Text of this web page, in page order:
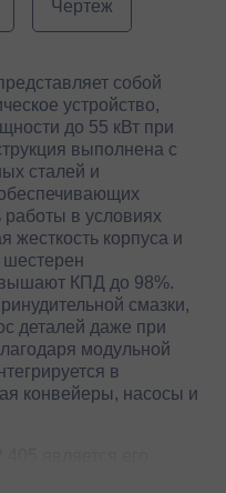
Чертеж
собой
устройство,
до 55 кВт при
выполнена с
сталей и
работы в условиях
жесткость корпуса и
шестерен
КПД до 98%.
смазки,
деталей даже при
модульной
в
конвейеры, насосы и